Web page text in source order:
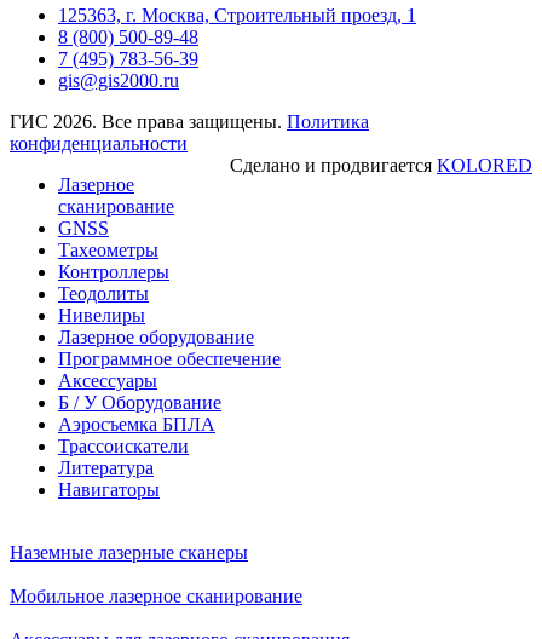
125363, г. Москва, Строительный проезд, 1
8 (800) 500-89-48
7 (495) 783-56-39
gis@gis2000.ru
ГИС 2026. Все права защищены. Политика
конфиденциальности
Сделано и продвигается KOLORED
Лазерное
сканирование
GNSS
Тахеометры
Контроллеры
Теодолиты
Нивелиры
Лазерное оборудование
Программное обеспечение
Аксессуары
Б / У Оборудование
Аэросъемка БПЛА
Трассоискатели
Литература
Навигаторы
Наземные лазерные сканеры
Мобильное лазерное сканирование